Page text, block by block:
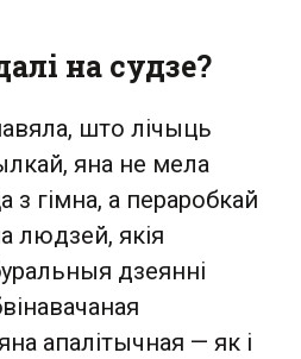
на судзе?
што лічыць
яна не мела
з гімна, а пераробкай
людзей, якія
дзеянні
апалітычная — як і